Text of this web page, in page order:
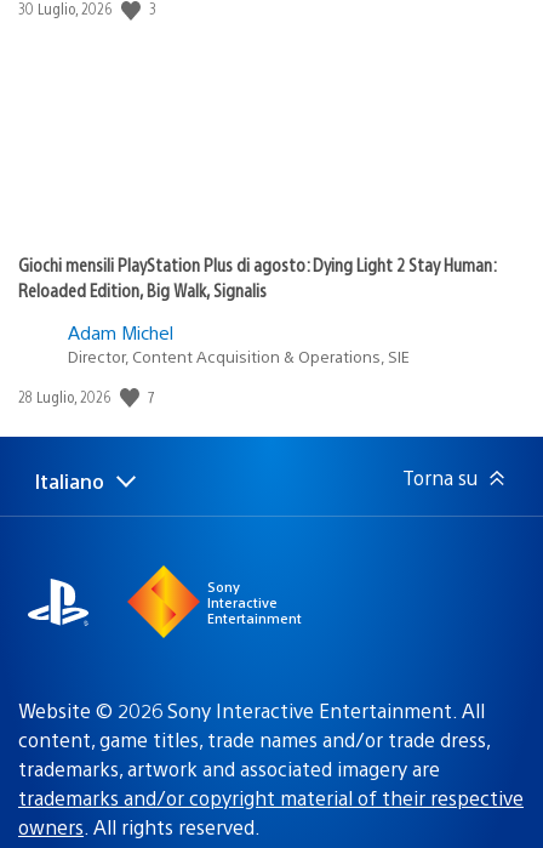
Data
30 Luglio, 2026 3
Giochi mensili PlayStation Plus di agosto: Dying Light 2 Stay Human:
Reloaded Edition, Big Walk, Signalis
Adam Michel
Director, Content Acquisition & Operations, SIE
Data
pubblicazione:
28 Luglio, 2026 7
Seleziona
una
Regione
attuale:
Italiano Torna su
Sony
Interactive
Entertainment
Website © 2026 Sony Interactive Entertainment. All
content, game titles, trade names and/or trade dress,
trademarks, artwork and associated imagery are
trademarks and/or copyright material of their respective
owners. All rights reserved.